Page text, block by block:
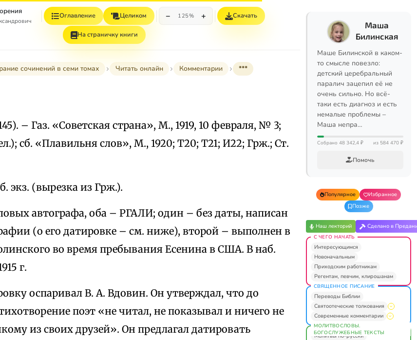
Оглавление Целиком − 125% + Скачать
На страничку книги
сочинений в семи томах Читать онлайн Комментарии ***
– Газ. «Советская страна», М., 1919, 10 февраля, № 3;
сб. «Плавильня слов», М., 1920; Т20; Т21; И22; Грж.; Ст.
экз. (вырезка из Грж.).
автографа, оба – РГАЛИ; один – без даты, написан
(о его датировке – см. ниже), второй – выполнен в
во время пребывания Есенина в США. В наб.
г.
оспаривал В. А. Вдовин. Он утверждал, что до
поэт «не читал, не показывал и ничего не
из своих друзей». Он предлагал датировать
Маша
Билинская
Маше Билинской в каком-
то смысле повезло:
детский церебральный
паралич зацепил её не
очень сильно. Но всё-
таки есть диагноз и есть
немалые проблемы –
Маша непра…
Собрано 48 342,4 ₽ из 584 470 ₽
Помочь
Популярное
Избранное
Позже
Наш лекторий Сделано в
С ЧЕГО НАЧАТЬ
Интересующимся
Новоначальным
Приходским работникам
Регентам, певчим, клирошанам
СВЯЩЕННОЕ ПИСАНИЕ
Переводы Библии
Святоотеческие толкования
Современные комментарии
МОЛИТВОСЛОВЫ.
БОГОСЛУЖЕБНЫЕ ТЕКСТЫ
Молитвы по-русски